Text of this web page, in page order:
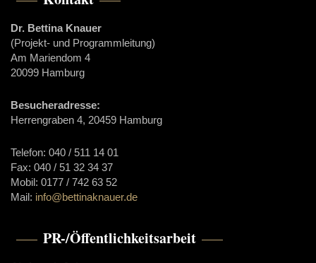
Dr. Bettina Knauer
(Projekt- und Programmleitung)
Am Mariendom 4
20099 Hamburg
Besucheradresse:
Herrengraben 4, 20459 Hamburg
Telefon: 040 / 511 14 01
Fax: 040 / 51 32 34 37
Mobil: 0177 / 742 63 52
Mail: info@bettinaknauer.de
PR-/Öffentlichkeitsarbeit